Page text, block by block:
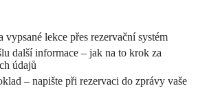
vypsané lekce přes rezervační systém
další informace – jak na to krok za
údajů
– napište při rezervaci do zprávy vaše